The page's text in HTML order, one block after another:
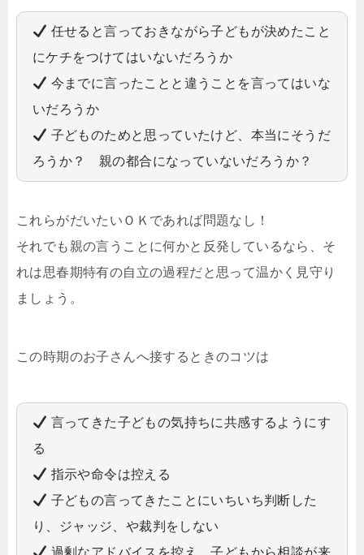
任せると言っておきながら子どもが決めたこと
にケチをつけてはいないだろうか
今までに言ったことと違うことを言ってはいな
いだろうか
子どものためと思っていたけど、本当にそうだ
ろうか？ 親の都合になっていないだろうか？
これらがだいたいＯＫであれば問題なし！
それでも親の言うことに何かと反発しているなら、そ
れは思春期特有の自立の過程だと思って温かく見守り
ましょう。
この時期のお子さんへ接するときのコツは
言ってきた子どもの気持ちに共感するようにす
る
指示や命令は控える
子どもの言ってきたことにいちいち判断した
り、ジャッジ、や裁判をしない